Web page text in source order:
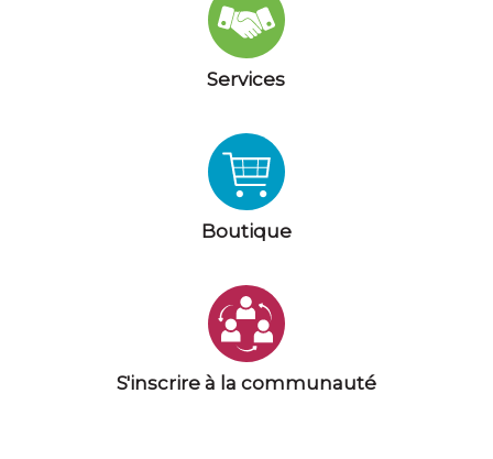
Services
Boutique
S'inscrire à la communauté